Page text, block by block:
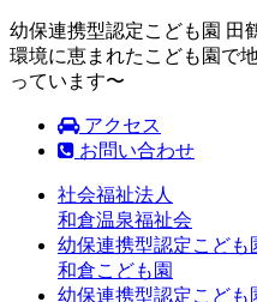
幼保連携型認定こども園
環境に恵まれたこども園で
っています〜
アクセス
お問い合わせ
社会福祉法人
和倉温泉福祉会
幼保連携型認定こども
和倉こども園
幼保連携型認定こども